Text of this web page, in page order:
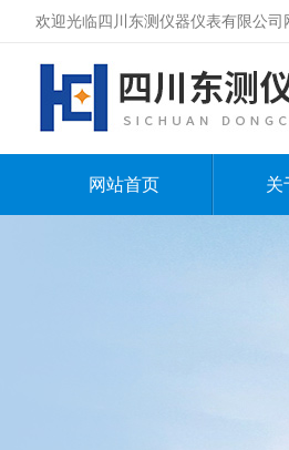
欢迎光临四川东测仪器仪表有限公司
网站首页 关